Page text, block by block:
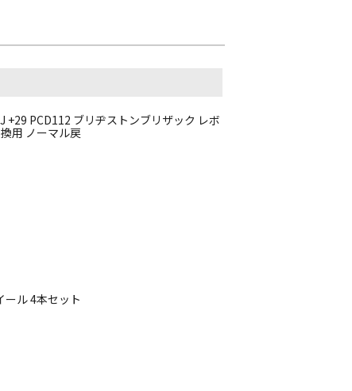
+29 PCD112 ブリヂストンブリザック レボ
用 ノーマル戻
ール 4本セット